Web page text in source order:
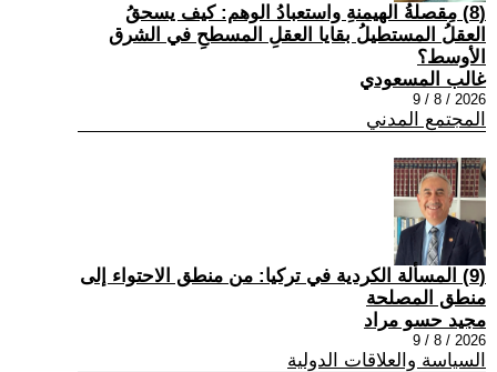
(8) مِقصلةُ الهيمنةِ واستعبادُ الوهم: كيف يسحقُ
العقلُ المستطيلُ بقايا العقلِ المسطحِ في الشرق
الأوسط؟
غالب المسعودي
2026 / 8 / 9
المجتمع المدني
(9) المسألة الكردية في تركيا: من منطق الاحتواء إلى
منطق المصلحة
مجيد حسو مراد
2026 / 8 / 9
السياسة والعلاقات الدولية